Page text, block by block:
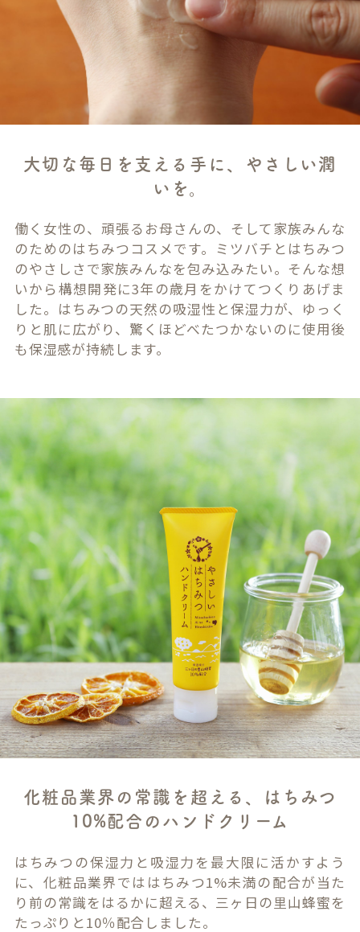
大切な毎日を支える手に、やさしい潤
いを。
働く女性の、頑張るお母さんの、そして家族みんな
のためのはちみつコスメです。ミツバチとはちみつ
のやさしさで家族みんなを包み込みたい。そんな想
いから構想開発に3年の歳月をかけてつくりあげま
した。はちみつの天然の吸湿性と保湿力が、ゆっく
りと肌に広がり、驚くほどべたつかないのに使用後
も保湿感が持続します。
化粧品業界の常識を超える、はちみつ
10%配合のハンドクリーム
はちみつの保湿力と吸湿力を最大限に活かすよう
に、化粧品業界でははちみつ1%未満の配合が当た
り前の常識をはるかに超える、三ヶ日の里山蜂蜜を
たっぷりと10％配合しました。